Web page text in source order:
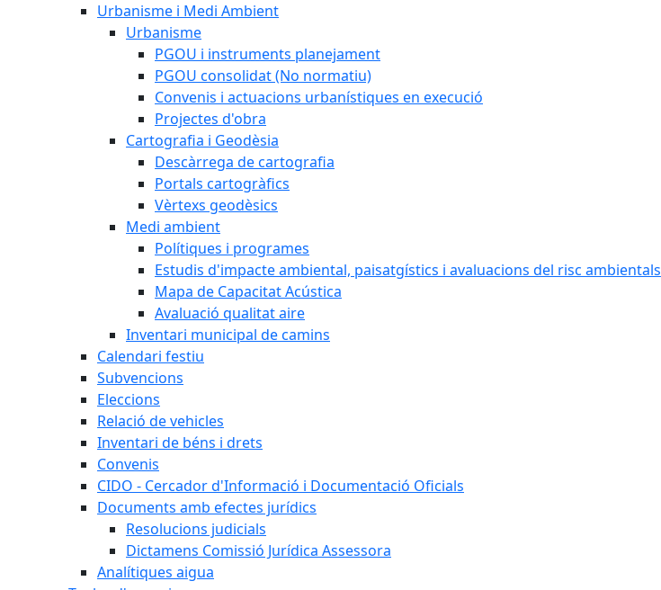
Urbanisme i Medi Ambient
Urbanisme
PGOU i instruments planejament
PGOU consolidat (No normatiu)
Convenis i actuacions urbanístiques en execució
Projectes d'obra
Cartografia i Geodèsia
Descàrrega de cartografia
Portals cartogràfics
Vèrtexs geodèsics
Medi ambient
Polítiques i programes
Estudis d'impacte ambiental, paisatgístics i avaluacions del risc ambientals
Mapa de Capacitat Acústica
Avaluació qualitat aire
Inventari municipal de camins
Calendari festiu
Subvencions
Eleccions
Relació de vehicles
Inventari de béns i drets
Convenis
CIDO - Cercador d'Informació i Documentació Oficials
Documents amb efectes jurídics
Resolucions judicials
Dictamens Comissió Jurídica Assessora
Analítiques aigua